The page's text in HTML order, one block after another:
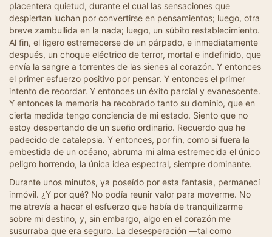
placentera quietud, durante el cual las sensaciones que
despiertan luchan por convertirse en pensamientos; luego, otra
breve zambullida en la nada; luego, un súbito restablecimiento.
Al fin, el ligero estremecerse de un párpado, e inmediatamente
después, un choque eléctrico de terror, mortal e indefinido, que
envía la sangre a torrentes de las sienes al corazón. Y entonces
el primer esfuerzo positivo por pensar. Y entonces el primer
intento de recordar. Y entonces un éxito parcial y evanescente.
Y entonces la memoria ha recobrado tanto su dominio, que en
cierta medida tengo conciencia de mi estado. Siento que no
estoy despertando de un sueño ordinario. Recuerdo que he
padecido de catalepsia. Y entonces, por fin, como si fuera la
embestida de un océano, abruma mi alma estremecida el único
peligro horrendo, la única idea espectral, siempre dominante.
Durante unos minutos, ya poseído por esta fantasía, permanecí
inmóvil. ¿Y por qué? No podía reunir valor para moverme. No
me atrevía a hacer el esfuerzo que había de tranquilizarme
sobre mi destino, y, sin embargo, algo en el corazón me
susurraba que era seguro. La desesperación —tal como